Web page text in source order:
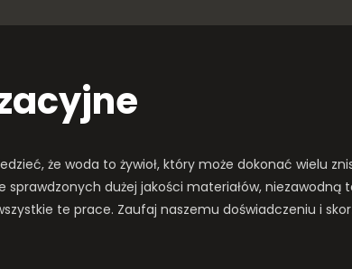
że woda to żywioł, który może dokonać wielu
dużej jakości materiałów, niezawodną
te prace. Zaufaj naszemu doświadczeniu i